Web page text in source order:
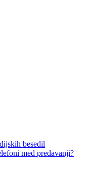
besedil
med predavanji?